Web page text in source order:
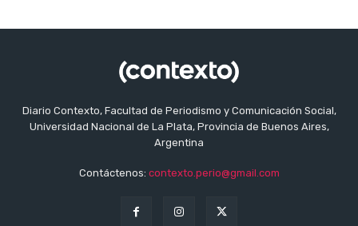
Diario Contexto, Facultad de Periodismo y Comunicación Social,
Universidad Nacional de La Plata, Provincia de Buenos Aires,
Argentina
Contáctenos: contexto.perio@gmail.com